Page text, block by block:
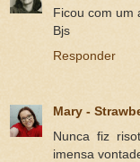
Ficou com um
Bjs
Responder
Mary -
Nunca fiz
imensa